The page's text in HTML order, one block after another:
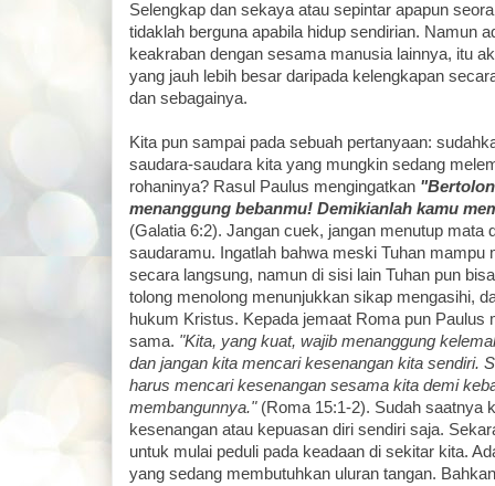
Selengkap dan sekaya atau sepintar apapun
tidaklah berguna apabila hidup sendirian. Namun
keakraban dengan sesama manusia lainnya, itu
yang jauh lebih besar daripada kelengkapan
dan sebagainya.
Kita pun sampai pada sebuah pertanyaan:
saudara-saudara kita yang mungkin sedang
rohaninya? Rasul Paulus mengingatkan
menanggung bebanmu! Demikianlah kamu
(Galatia 6:2). Jangan cuek, jangan menutup mata
saudaramu. Ingatlah bahwa meski Tuhan mampu
secara langsung, namun di sisi lain Tuhan pun
tolong menolong menunjukkan sikap mengasihi,
hukum Kristus. Kepada jemaat Roma pun Paulus
sama. "Kita, yang kuat, wajib menanggung
dan jangan kita mencari kesenangan kita sendiri.
harus mencari kesenangan sesama kita demi
membangunnya."(Roma 15:1-2). Sudah saatnya
kesenangan atau kepuasan diri sendiri saja.
untuk mulai peduli pada keadaan di sekitar kita.
yang sedang membutuhkan uluran tangan.